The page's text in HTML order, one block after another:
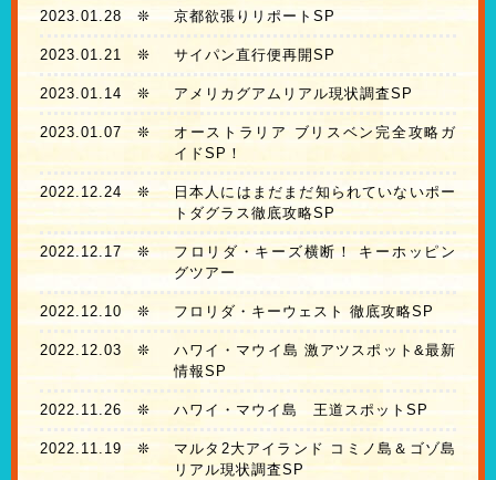
2023.01.28 ❊ 京都欲張りリポートSP
2023.01.21 ❊ サイパン直行便再開SP
2023.01.14 ❊ アメリカグアムリアル現状調査SP
2023.01.07 ❊
オーストラリア ブリスベン完全攻略ガ
イドSP！
2022.12.24❊
日本人にはまだまだ知られていないポー
トダグラス徹底攻略SP
2022.12.17❊
フロリダ・キーズ横断！ キーホッピン
グツアー
2022.12.10 ❊ フロリダ・キーウェスト 徹底攻略SP
2022.12.03 ❊
ハワイ・マウイ島 激アツスポット&最新
情報SP
2022.11.26 ❊ ハワイ・マウイ島 王道スポットSP
2022.11.19 ❊
マルタ2大アイランド コミノ島＆ゴゾ島
リアル現状調査SP